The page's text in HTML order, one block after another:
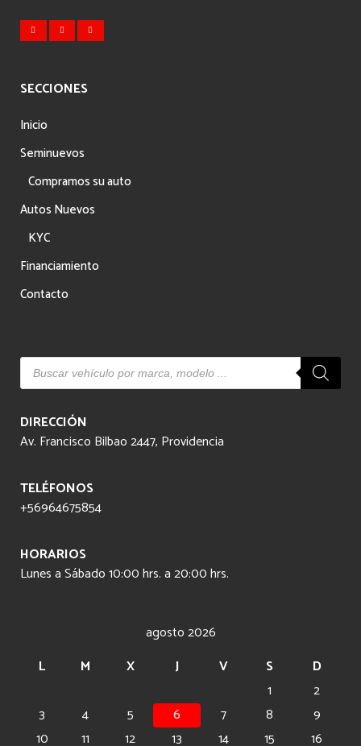
SECCIONES
Inicio
Seminuevos
Compramos su auto
Autos Nuevos
KYC
Financiamiento
Contacto
Búsqueda
productos
DIRECCIÓN
Av. Francisco Bilbao 2447, Providencia
TELÉFONOS
+56964675854
HORARIOS
Lunes a Sábado 10:00 hrs. a 20:00 hrs.
agosto 2026
L
M X J V S
D
1
2
3
4 5 6 7 8
9
10
11 12 13 14 15 16